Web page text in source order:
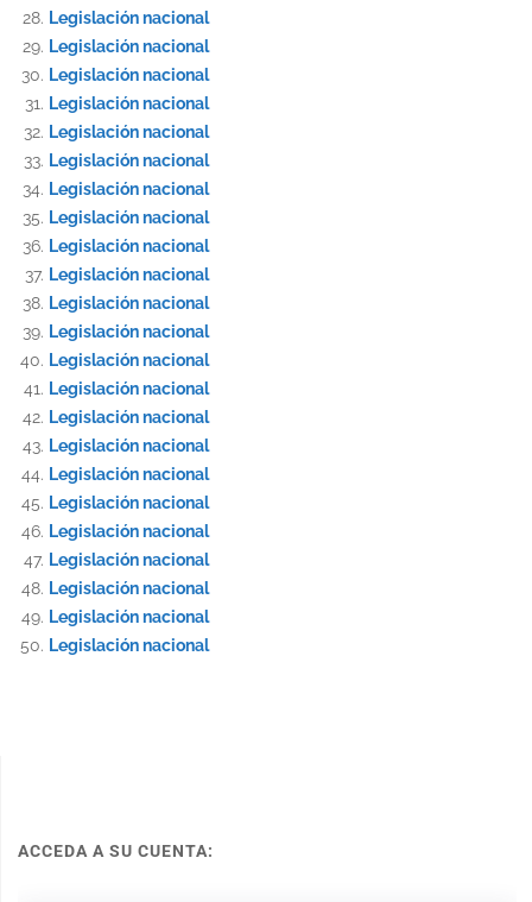
Legislación nacional
Legislación nacional
Legislación nacional
Legislación nacional
Legislación nacional
Legislación nacional
Legislación nacional
Legislación nacional
Legislación nacional
Legislación nacional
Legislación nacional
Legislación nacional
Legislación nacional
Legislación nacional
Legislación nacional
Legislación nacional
Legislación nacional
Legislación nacional
Legislación nacional
Legislación nacional
Legislación nacional
Legislación nacional
Legislación nacional
ACCEDA A SU CUENTA: